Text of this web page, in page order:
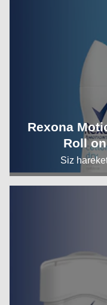
Rexona
Roll
Siz